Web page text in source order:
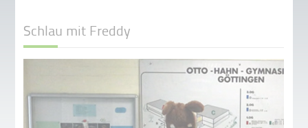
Schlau mit Freddy